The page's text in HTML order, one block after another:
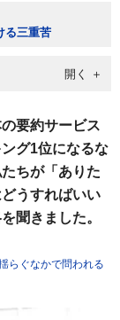
る三重苦
要約サービス
グ1位になるな
ちが「ありた
うすればいい
聞きました。
らぐなかで問われる